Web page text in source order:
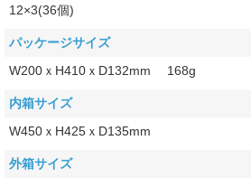
12×3(36個)
パッケージサイズ
W200ｘH410ｘD132mm 168g
内箱サイズ
W450ｘH425ｘD135mm
外箱サイズ